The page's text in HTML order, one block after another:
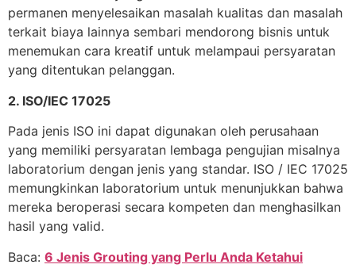
permanen menyelesaikan masalah kualitas dan masalah
terkait biaya lainnya sembari mendorong bisnis untuk
menemukan cara kreatif untuk melampaui persyaratan
yang ditentukan pelanggan.
2. ISO/IEC 17025
Pada jenis ISO ini dapat digunakan oleh perusahaan
yang memiliki persyaratan lembaga pengujian misalnya
laboratorium dengan jenis yang standar. ISO / IEC 17025
memungkinkan laboratorium untuk menunjukkan bahwa
mereka beroperasi secara kompeten dan menghasilkan
hasil yang valid.
Baca: 6 Jenis Grouting yang Perlu Anda Ketahui